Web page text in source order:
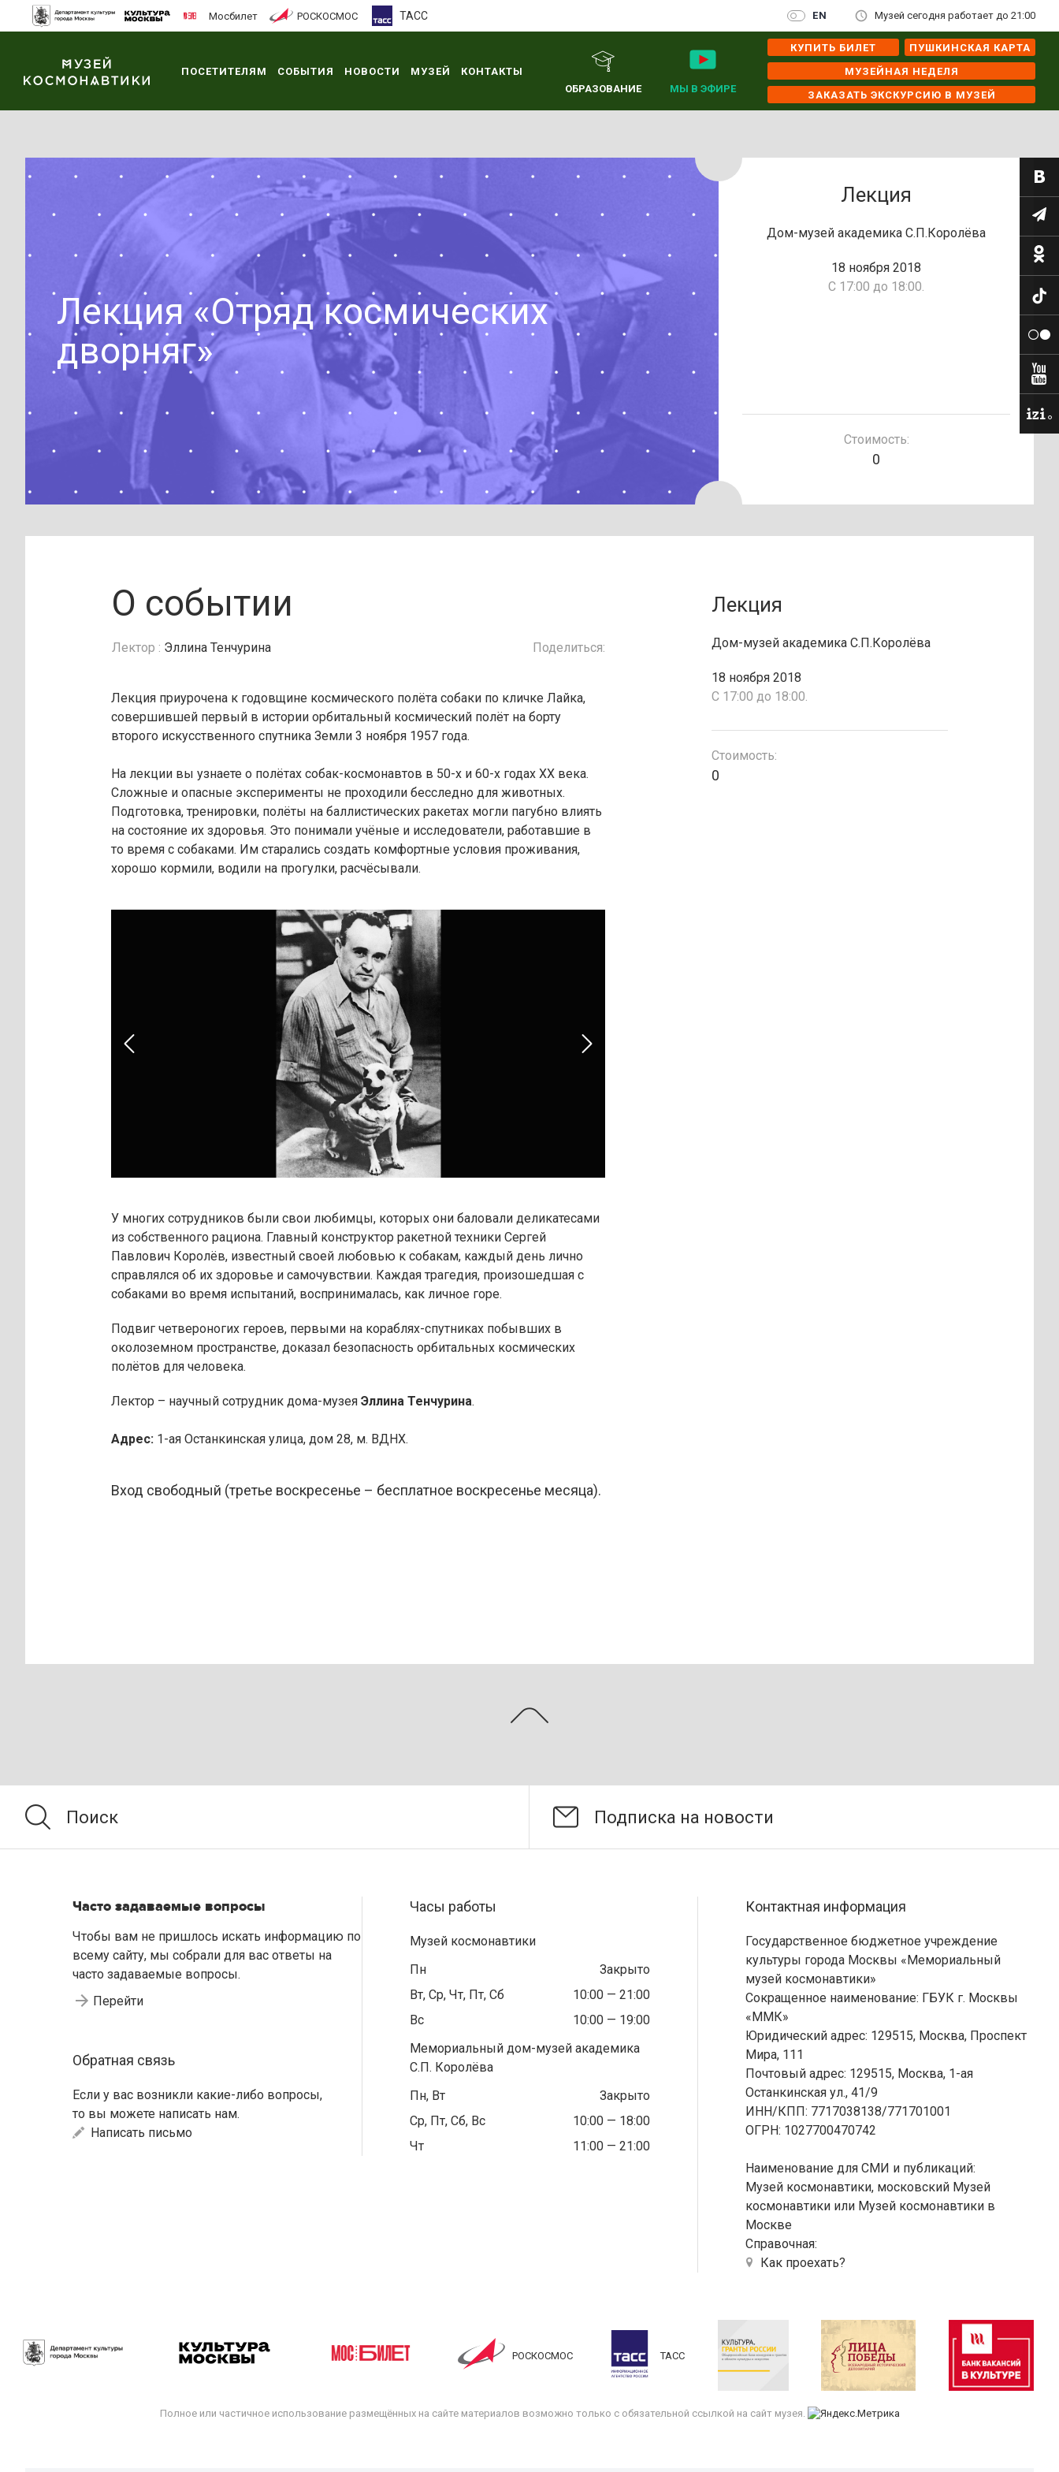
Мосбилет РОСКОСМОС ТАСС EN Музей сегодня работает до 21:00
ПОСЕТИТЕЛЯМ СОБЫТИЯ НОВОСТИ МУЗЕЙ
КОНТАКТЫ
ОБРАЗОВАНИЕ
МЫ В ЭФИРЕ
КУПИТЬ БИЛЕТ
ПУШКИНСКАЯ КАРТА
МУЗЕЙНАЯ НЕДЕЛЯ
ЗАКАЗАТЬ ЭКСКУРСИЮ В МУЗЕЙ
Лекция «Отряд космических
дворняг»
Лекция
Дом-музей академика С.П.Королёва
18 ноября 2018
С 17:00 до 18:00.
Стоимость:
0
О событии
Лектор : Эллина Тенчурина Поделиться:
Лекция приурочена к годовщине космического полёта собаки по кличке Лайка,
совершившей первый в истории орбитальный космический полёт на борту
второго искусственного спутника Земли 3 ноября 1957 года.
На лекции вы узнаете о полётах собак-космонавтов в 50-х и 60-х годах XX века.
Сложные и опасные эксперименты не проходили бесследно для животных.
Подготовка, тренировки, полёты на баллистических ракетах могли пагубно влиять
на состояние их здоровья. Это понимали учёные и исследователи, работавшие в
то время с собаками. Им старались создать комфортные условия проживания,
хорошо кормили, водили на прогулки, расчёсывали.
У многих сотрудников были свои любимцы, которых они баловали деликатесами
из собственного рациона. Главный конструктор ракетной техники Сергей
Павлович Королёв, известный своей любовью к собакам, каждый день лично
справлялся об их здоровье и самочувствии. Каждая трагедия, произошедшая с
собаками во время испытаний, воспринималась, как личное горе.
Подвиг четвероногих героев, первыми на кораблях-спутниках побывших в
околоземном пространстве, доказал безопасность орбитальных космических
полётов для человека.
Лектор – научный сотрудник дома-музеяЭллина Тенчурина.
Адрес: 1-ая Останкинская улица, дом 28, м. ВДНХ.
Вход свободный (третье воскресенье – бесплатное воскресенье месяца).
Лекция
Дом-музей академика С.П.Королёва
18 ноября 2018
С 17:00 до 18:00.
Стоимость:
0
Часто задаваемые вопросы
Чтобы вам не пришлось искать информацию по
всему сайту, мы собрали для вас ответы на
часто задаваемые вопросы.
Перейти
Обратная связь
Если у вас возникли какие-либо вопросы,
то вы можете написать нам.
Написать письмо
Часы работы
Музей космонавтики
Пн
Закрыто
Вт, Ср, Чт, Пт, Сб
10:00 — 21:00
Вс
10:00 — 19:00
Мемориальный дом-музей академика
С.П. Королёва
Пн, Вт
Закрыто
Ср, Пт, Сб, Вс
10:00 — 18:00
Чт
11:00 — 21:00
Контактная информация
Государственное бюджетное учреждение
культуры города Москвы «Мемориальный
музей космонавтики»
Сокращенное наименование: ГБУК г. Москвы
«ММК»
Юридический адрес: 129515, Москва, Проспект
Мира, 111
Почтовый адрес: 129515, Москва, 1-ая
Останкинская ул., 41/9
ИНН/КПП: 7717038138/771701001
ОГРН: 1027700470742
Наименование для СМИ и публикаций:
Музей космонавтики, московский Музей
космонавтики или Музей космонавтики в
Москве
Справочная:
Как проехать?
РОСКОСМОС ТАСС
Полное или частичное использование размещённых на сайте материалов возможно только с обязательной ссылкой на сайт музея.